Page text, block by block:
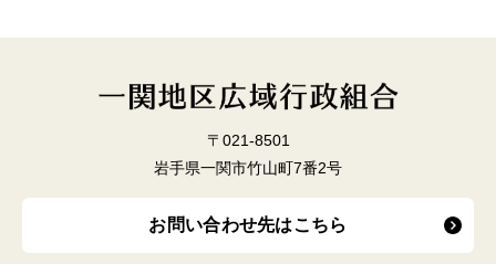
〒021-8501
岩手県一関市竹山町7番2号
お問い合わせ先はこちら